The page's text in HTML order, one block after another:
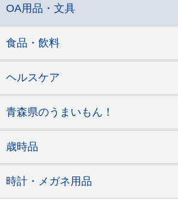
OA用品・文具
食品・飲料
ヘルスケア
青森県のうまいもん！
歳時品
時計・メガネ用品